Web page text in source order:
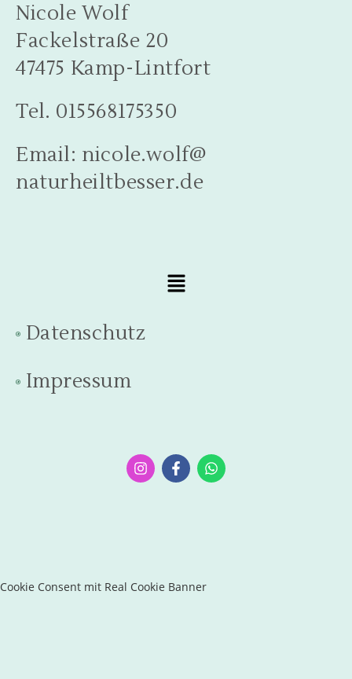
Nicole Wolf
Fackelstraße 20
47475 Kamp-Lintfort
Tel. 015568175350
Email: nicole.wolf@
naturheiltbesser.de
Datenschutz
Impressum
Cookie Consent mit Real Cookie Banner